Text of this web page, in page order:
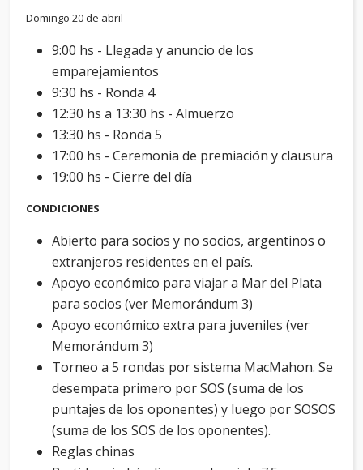
Domingo 20 de abril
9:00 hs - Llegada y anuncio de los
emparejamientos
9:30 hs - Ronda 4
12:30 hs a 13:30 hs - Almuerzo
13:30 hs - Ronda 5
17:00 hs - Ceremonia de premiación y clausura
19:00 hs - Cierre del día
CONDICIONES
Abierto para socios y no socios, argentinos o
extranjeros residentes en el país.
Apoyo económico para viajar a Mar del Plata
para socios (ver Memorándum 3)
Apoyo económico extra para juveniles (ver
Memorándum 3)
Torneo a 5 rondas por sistema MacMahon. Se
desempata primero por SOS (suma de los
puntajes de los oponentes) y luego por SOSOS
(suma de los SOS de los oponentes).
Reglas chinas